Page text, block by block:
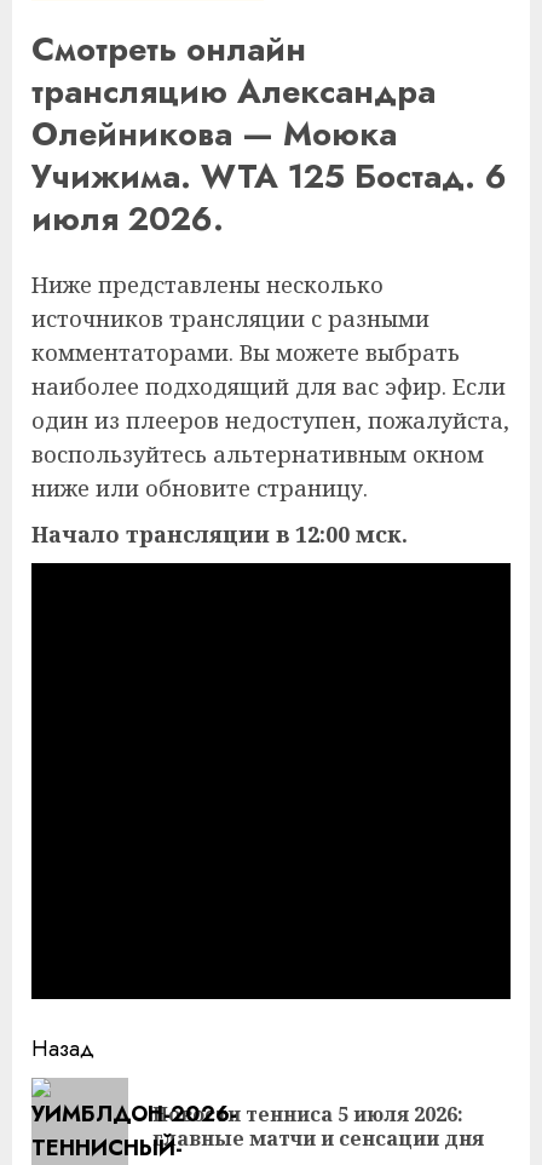
Смотреть онлайн
трансляцию Александра
Олейникова — Моюка
Учижима. WTA 125 Бостад. 6
июля 2026.
Ниже представлены несколько
источников трансляции с разными
комментаторами. Вы можете выбрать
наиболее подходящий для вас эфир. Если
один из плееров недоступен, пожалуйста,
воспользуйтесь альтернативным окном
ниже или обновите страницу.
Начало трансляции в 12:00 мск.
Продолжить
чтение
Назад
Новости тенниса 5 июля 2026:
главные матчи и сенсации дня